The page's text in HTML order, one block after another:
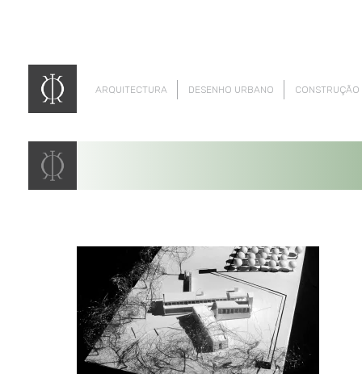
ARQUITECTURA DESENHO URBANO CONSTRUÇÃO